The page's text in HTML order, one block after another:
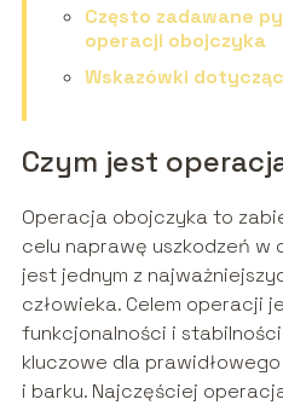
Często zadawane
operacji obojczyka
Wskazówki
Czym jest
Operacja obojczyka to
celu naprawę uszkodzeń
jest jednym z
człowieka. Celem operacji
funkcjonalności i
kluczowe dla
i barku. Najczęściej